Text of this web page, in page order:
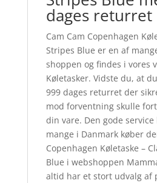
dages returret
Cam Cam Copenhagen
Stripes Blue er en af
shoppen og findes i vores
Køletasker. Vidste du, at
999 dages returret der
mod forventning skulle
din vare. Den gode
mange i Danmark køber
Copenhagen Køletaske –
Blue i webshoppen
altid har et stort udvalg af